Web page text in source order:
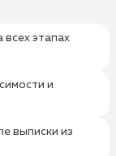
этапах
и
выписки из